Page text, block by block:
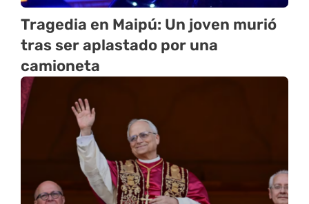
Tragedia en Maipú: Un joven murió
tras ser aplastado por una
camioneta